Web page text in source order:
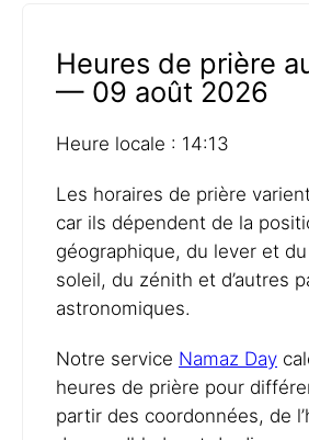
Heures de prière
— 09 août 2026
Heure locale : 14:13
Les horaires de prière
car ils dépendent de la
géographique, du lever et
soleil, du zénith et d’autres
astronomiques.
Notre service Namaz Day
heures de prière pour
partir des coordonnées, de